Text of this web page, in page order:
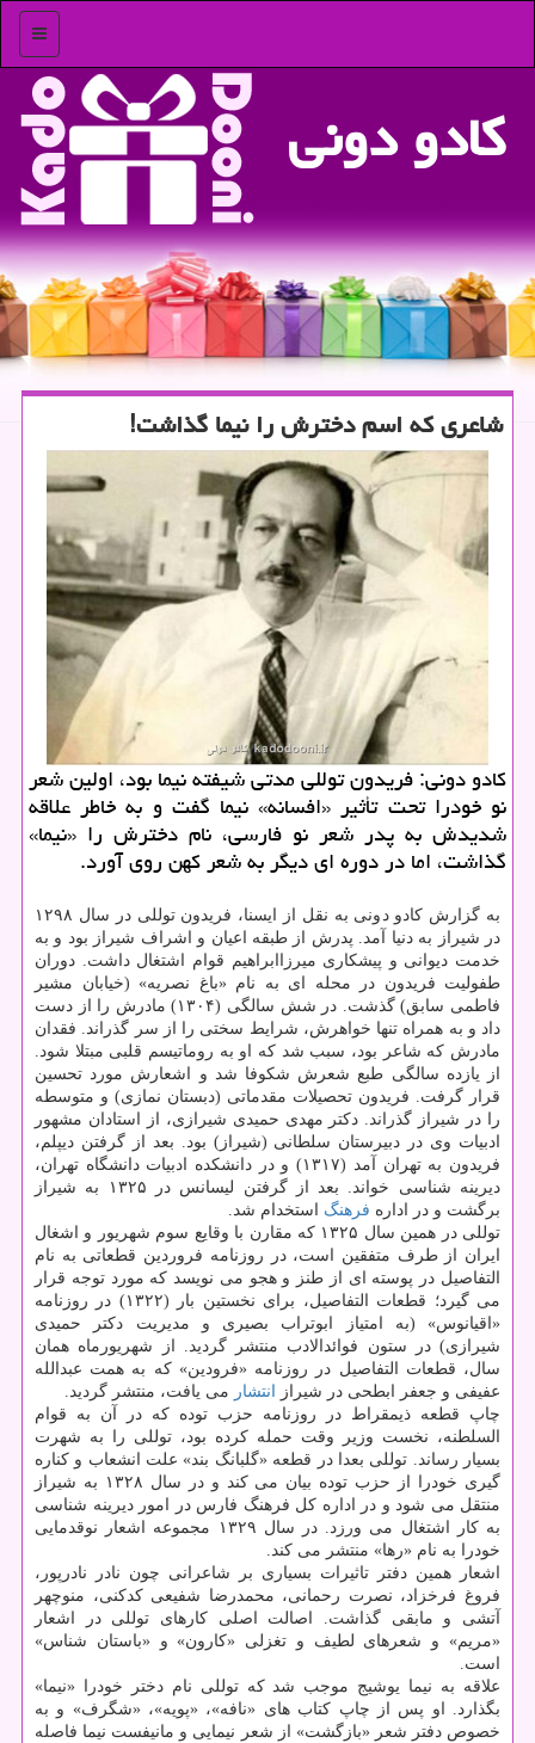
منو
كادو دونی
شاعری که اسم دخترش را نیما گذاشت!
کادو دونی: فریدون توللی مدتی شیفته نیما بود، اولین شعر
نو خودرا تحت تأثیر «افسانه» نیما گفت و به خاطر علاقه
شدیدش به پدر شعر نو فارسی، نام دخترش را «نیما»
گذاشت، اما در دوره ای دیگر به شعر کهن روی آورد.
به گزارش کادو دونی به نقل از ایسنا، فریدون توللی در سال ۱۲۹۸
در شیراز به دنیا آمد. پدرش از طبقه اعیان و اشراف شیراز بود و به
خدمت دیوانی و پیشکاری میرزاابراهیم قوام اشتغال داشت. دوران
طفولیت فریدون در محله ای به نام «باغ نصریه» (خیابان مشیر
فاطمی سابق) گذشت. در شش سالگی (۱۳۰۴) مادرش را از دست
داد و به همراه تنها خواهرش، شرایط سختی را از سر گذراند. فقدان
مادرش که شاعر بود، سبب شد که او به روماتیسم قلبی مبتلا شود.
از یازده سالگی طبع شعرش شکوفا شد و اشعارش مورد تحسین
قرار گرفت. فریدون تحصیلات مقدماتی (دبستان نمازی) و متوسطه
را در شیراز گذراند. دکتر مهدی حمیدی شیرازی، از استادان مشهور
ادبیات وی در دبیرستان سلطانی (شیراز) بود. بعد از گرفتن دیپلم،
فریدون به تهران آمد (۱۳۱۷) و در دانشکده ادبیات دانشگاه تهران،
دیرینه شناسی خواند. بعد از گرفتن لیسانس در ۱۳۲۵ به شیراز
برگشت و در اداره فرهنگ استخدام شد.
توللی در همین سال ۱۳۲۵ که مقارن با وقایع سوم شهریور و اشغال
ایران از طرف متفقین است، در روزنامه فروردین قطعاتی به نام
التفاصیل در پوسته ای از طنز و هجو می نویسد که مورد توجه قرار
می گیرد؛ قطعات التفاصیل، برای نخستین بار (۱۳۲۲) در روزنامه
«اقیانوس» (به امتیاز ابوتراب بصیری و مدیریت دکتر حمیدی
شیرازی) در ستون فوائدالادب منتشر گردید. از شهریورماه همان
سال، قطعات التفاصیل در روزنامه «فرودین» که به همت عبدالله
عفیفی و جعفر ابطحی در شیراز
انتشار می یافت، منتشر گردید.
چاپ قطعه ذیمقراط در روزنامه حزب توده که در آن به قوام
السلطنه، نخست وزیر وقت حمله کرده بود، توللی را به شهرت
بسیار رساند. توللی بعدا در قطعه «گلبانگ بند» علت انشعاب و کناره
گیری خودرا از حزب توده بیان می کند و در سال ۱۳۲۸ به شیراز
منتقل می شود و در اداره کل فرهنگ فارس در امور دیرینه شناسی
به کار اشتغال می ورزد. در سال ۱۳۲۹ مجموعه اشعار نوقدمایی
خودرا به نام «رها» منتشر می کند.
اشعار همین دفتر تاثیرات بسیاری بر شاعرانی چون نادر نادرپور،
فروغ فرخزاد، نصرت رحمانی، محمدرضا شفیعی کدکنی، منوچهر
آتشی و مابقی گذاشت. اصالت اصلی کارهای توللی در اشعار
«مریم» و شعرهای لطیف و تغزلی «کارون» و «باستان شناس»
است.
علاقه به نیما یوشیج موجب شد که توللی نام دختر خودرا «نیما»
بگذارد. او پس از چاپ کتاب های «نافه»، «پویه»، «شگرف» و به
خصوص دفتر شعر «بازگشت» از شعر نیمایی و مانیفست نیما فاصله